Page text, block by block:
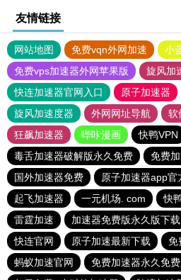
友情链接
网站地图 免费vqn外网加速
小
免费vps加速器外网苹果版
旋风加
快连加速器官网入口
原子加速器
旋风加速度器
外网网址导航 软
狂飙加速器
哔咔漫画
快鸭VPN
毒舌加速器破解版永久免费
免费
国外加速器免费
原子加速器app官
起飞加速器
一元机场. com
快
雷霆加速
加速器免费版永久版下载
快连官网
原子加速最新下载
免
蚂蚁加速官网
免费加速器永久免